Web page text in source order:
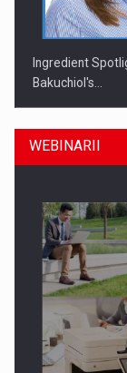
Ingredient
Bakuchiol's…
Producatorii si
reglementari…
WEBINARII